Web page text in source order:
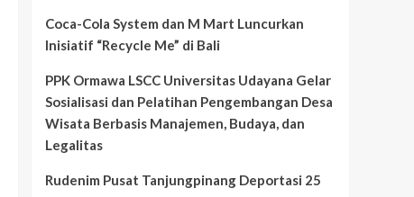
Coca-Cola System dan M Mart Luncurkan
Inisiatif “Recycle Me” di Bali
PPK Ormawa LSCC Universitas Udayana Gelar
Sosialisasi dan Pelatihan Pengembangan Desa
Wisata Berbasis Manajemen, Budaya, dan
Legalitas
Rudenim Pusat Tanjungpinang Deportasi 25